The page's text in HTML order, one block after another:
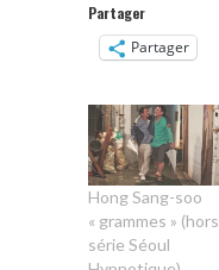
Partager
Partager
Hong Sang-soo
« grammes » (hors
série Séoul